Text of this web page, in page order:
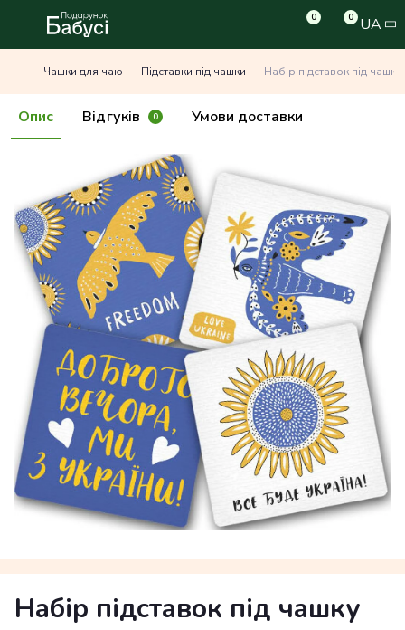
0 0 UA
Чашки для чаю Підставки під чашки Набір підставок під
Опис Відгуків 0 Умови доставки
Набір підставок під чашку